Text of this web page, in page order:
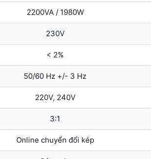
2200VA / 1980W
230V
< 2%
50/60 Hz +/- 3 Hz
220V, 240V
3:1
Online chuyển đổi kép